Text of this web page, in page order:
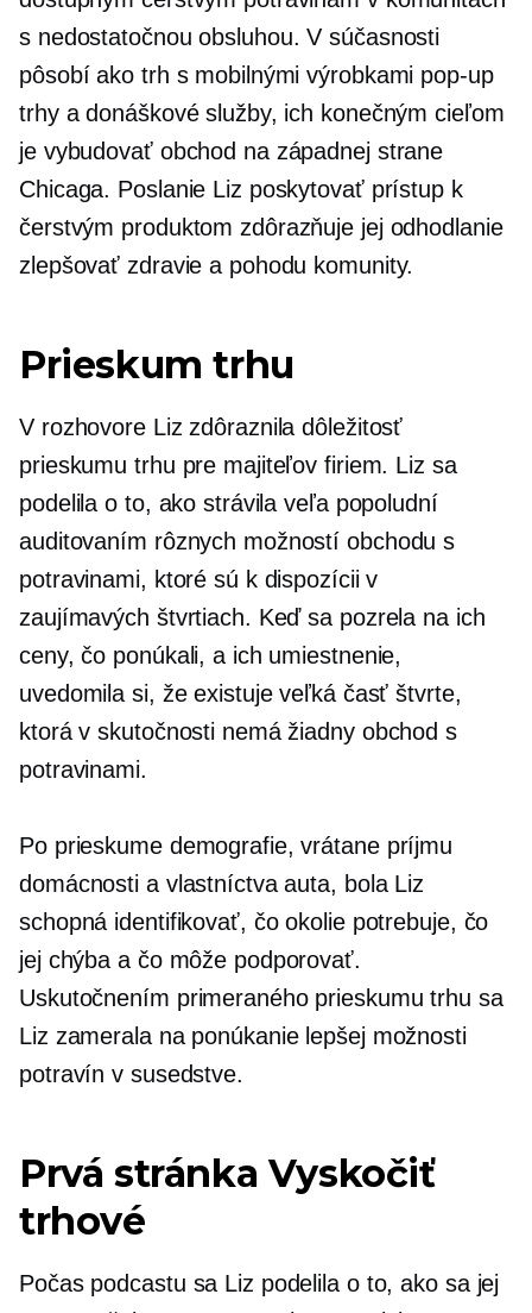
s nedostatočnou obsluhou. V súčasnosti
pôsobí ako trh s mobilnými výrobkami pop-up
trhy a donáškové služby, ich konečným cieľom
je vybudovať obchod na západnej strane
Chicaga. Poslanie Liz poskytovať prístup k
čerstvým produktom zdôrazňuje jej odhodlanie
zlepšovať zdravie a pohodu komunity.
Prieskum trhu
V rozhovore Liz zdôraznila dôležitosť
prieskumu trhu pre majiteľov firiem. Liz sa
podelila o to, ako strávila veľa popoludní
auditovaním rôznych možností obchodu s
potravinami, ktoré sú k dispozícii v
zaujímavých štvrtiach. Keď sa pozrela na ich
ceny, čo ponúkali, a ich umiestnenie,
uvedomila si, že existuje veľká časť štvrte,
ktorá v skutočnosti nemá žiadny obchod s
potravinami.
Po prieskume demografie, vrátane príjmu
domácnosti a vlastníctva auta, bola Liz
schopná identifikovať, čo okolie potrebuje, čo
jej chýba a čo môže podporovať.
Uskutočnením primeraného prieskumu trhu sa
Liz zamerala na ponúkanie lepšej možnosti
potravín v susedstve.
Prvá stránkaVyskočiť
trhové
Počas podcastu sa Liz podelila o to, ako sa jej